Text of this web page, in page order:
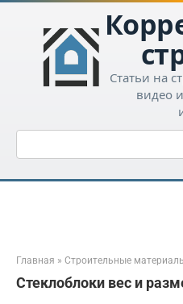
Перейти
контенту
Статьи на
видео
Поиск:
Главная » Строительные
Стеклоблоки вес и